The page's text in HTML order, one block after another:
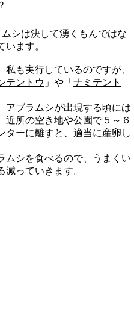
シは決して湧くもんではな
います。
も実行しているのですが、
テントウ 」や「 ナミテント
ブラムシが出現する頃には
近所の空き地や公園で５～６
ターに離すと、適当に産卵し
シを食べるので、うまくい
っていきます。